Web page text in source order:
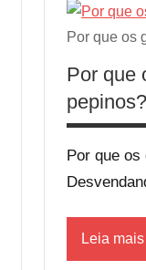
Por que os
Por que
pepinos?
Por que
Leia mais